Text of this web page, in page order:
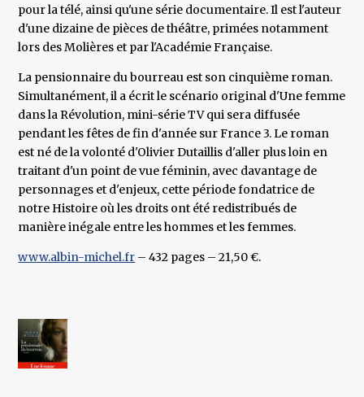
pour la télé, ainsi qu'une série documentaire. Il est l'auteur
d'une dizaine de pièces de théâtre, primées notamment
lors des Molières et par l'Académie Française.
La pensionnaire du bourreau est son cinquième roman.
Simultanément, il a écrit le scénario original d'Une femme
dans la Révolution, mini-série TV qui sera diffusée
pendant les fêtes de fin d'année sur France 3. Le roman
est né de la volonté d'Olivier Dutaillis d'aller plus loin en
traitant d'un point de vue féminin, avec davantage de
personnages et d'enjeux, cette période fondatrice de
notre Histoire où les droits ont été redistribués de
manière inégale entre les hommes et les femmes.
www.albin-michel.fr – 432 pages – 21,50 €.